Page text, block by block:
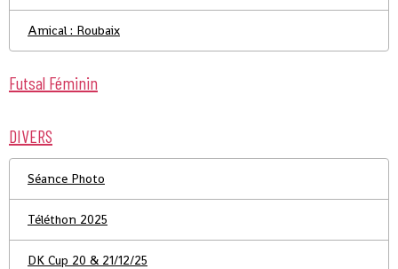
Amical : Roubaix
Futsal Féminin
DIVERS
Séance Photo
Téléthon 2025
DK Cup 20 & 21/12/25